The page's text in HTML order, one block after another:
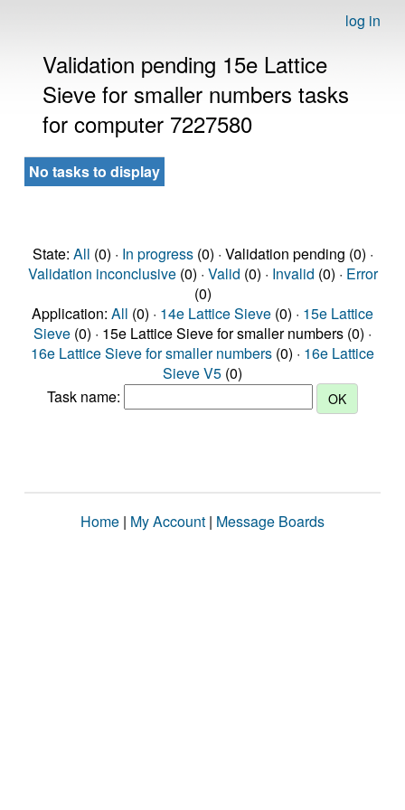
log in
Validation pending 15e Lattice
Sieve for smaller numbers tasks
for computer 7227580
No tasks to display
State: All (0) · In progress(0) · Validation pending (0) ·
Validation inconclusive(0) · Valid (0) · Invalid (0) · Error
(0)
Application: All (0) · 14e Lattice Sieve (0) · 15e Lattice
Sieve (0) · 15e Lattice Sieve for smaller numbers (0) ·
16e Lattice Sieve for smaller numbers (0) · 16e Lattice
Sieve V5 (0)
Task name:
Home | My Account | Message Boards